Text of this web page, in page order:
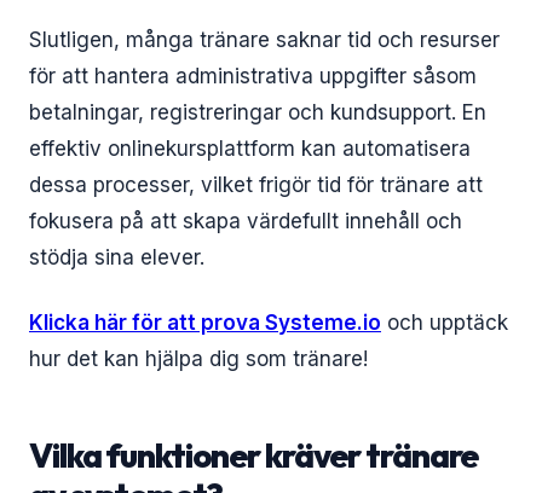
Slutligen, många tränare saknar tid och resurser
för att hantera administrativa uppgifter såsom
betalningar, registreringar och kundsupport. En
effektiv onlinekursplattform kan automatisera
dessa processer, vilket frigör tid för tränare att
fokusera på att skapa värdefullt innehåll och
stödja sina elever.
Klicka här för att prova Systeme.io och upptäck
hur det kan hjälpa dig som tränare!
Vilka funktioner kräver tränare